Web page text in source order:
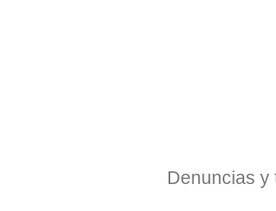
Denuncias y